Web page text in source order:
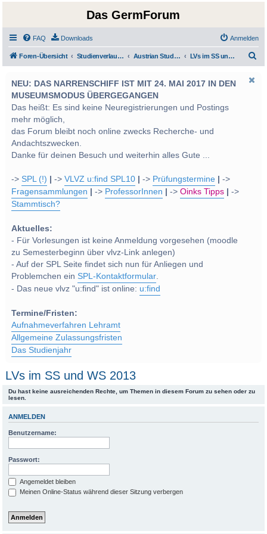
Das GermForum
FAQ Downloads Anmelden
Foren-Übersicht Studienverlauf Bachelor-/Masterstudien sowie UF Deutsch Austrian Studies LVs im SS und WS 2013
NEU: DAS NARRENSCHIFF IST MIT 24. MAI 2017 IN DEN
MUSEUMSMODUS ÜBERGEGANGEN
Das heißt: Es sind keine Neuregistrierungen und Postings
mehr möglich,
das Forum bleibt noch online zwecks Recherche- und
Andachtszwecken.
Danke für deinen Besuch und weiterhin alles Gute ...
->SPL (!) ->VLVZ u:find SPL10 -> Prüfungstermine
->
Fragensammlungen
-> ProfessorInnen ->Oinks Tipps
->
Stammtisch?
Aktuelles:
- Für Vorlesungen ist keine Anmeldung vorgesehen (moodle
zu Semesterbeginn über vlvz-Link anlegen)
- Auf der SPL Seite findet sich nun für Anliegen und
Problemchen einSPL-Kontaktformular.
- Das neue vlvz "u:find" ist online: u:find
Termine/Fristen:
Aufnahmeverfahren Lehramt
Allgemeine Zulassungsfristen
Das Studienjahr
LVs im SS und WS 2013
Du hast keine ausreichenden Rechte, um Themen in diesem Forum zu sehen oder zu
lesen.
ANMELDEN
Benutzername:
Passwort:
Angemeldet bleiben
Meinen Online-Status während dieser Sitzung verbergen